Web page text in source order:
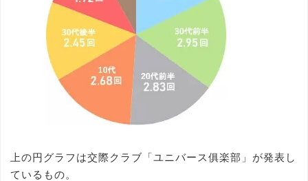
上の円グラフは交際クラブ「ユニバース俱楽部」が発表し
ているもの。